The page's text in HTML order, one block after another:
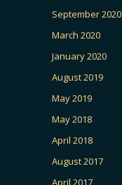
September 2020
March 2020
January 2020
August 2019
May 2019
May 2018
April 2018
August 2017
April 2017